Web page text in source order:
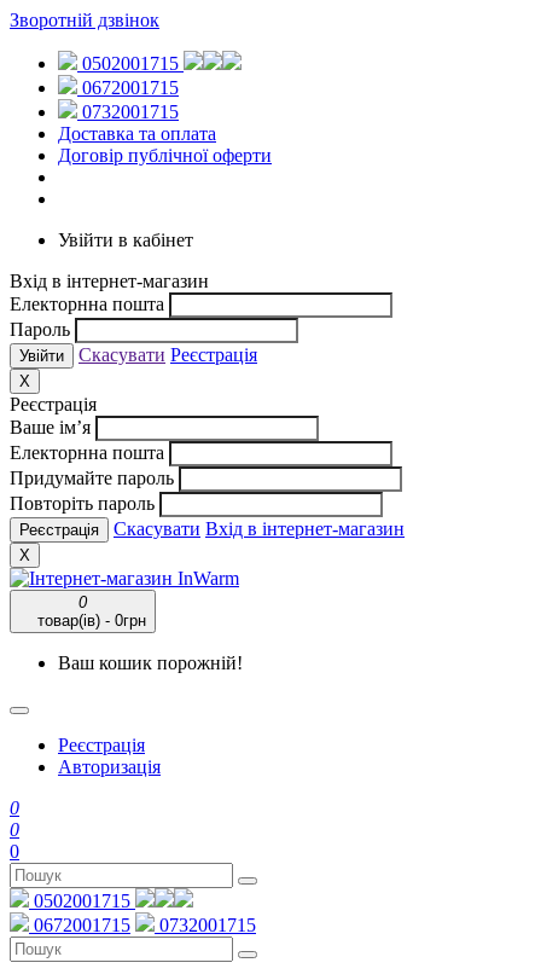
Зворотній дзвінок
0502001715
0672001715
0732001715
Доставка та оплата
Договір публічної оферти
Увійти в кабінет
Вхід в інтернет-магазин
Електорнна пошта
Пароль
Скасувати Реєстрація
X
Реєстрація
Ваше ім’я
Електорнна пошта
Придумайте пароль
Повторіть пароль
Скасувати Вхід в інтернет-магазин
X
0
товар(ів) - 0грн
Ваш кошик порожній!
Реєстрація
Авторизація
0
0
0
0502001715
0672001715
0732001715